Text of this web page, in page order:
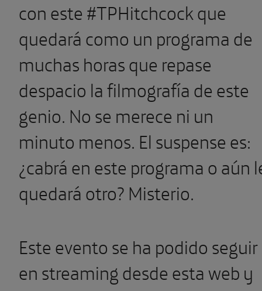
con este #TPHitchcock que
quedará como un programa de
muchas horas que repase
despacio la filmografía de este
genio. No se merece ni un
minuto menos. El suspense es:
¿cabrá en este programa o aún
quedará otro? Misterio.
Este evento se ha podido seguir
en streaming desde esta web y